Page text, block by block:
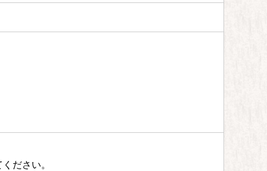
ださい。